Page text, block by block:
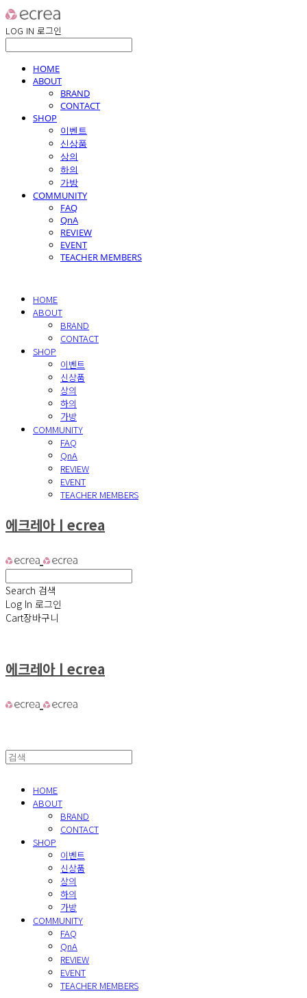
LOG IN 로그인
HOME
ABOUT
BRAND
CONTACT
SHOP
이벤트
신상품
상의
하의
가방
COMMUNITY
FAQ
QnA
REVIEW
EVENT
TEACHER MEMBERS
HOME
ABOUT
BRAND
CONTACT
SHOP
이벤트
신상품
상의
하의
가방
COMMUNITY
FAQ
QnA
REVIEW
EVENT
TEACHER MEMBERS
에크레아ㅣecrea
Search 검색
Log In 로그인
Cart장바구니
에크레아ㅣecrea
HOME
ABOUT
BRAND
CONTACT
SHOP
이벤트
신상품
상의
하의
가방
COMMUNITY
FAQ
QnA
REVIEW
EVENT
TEACHER MEMBERS